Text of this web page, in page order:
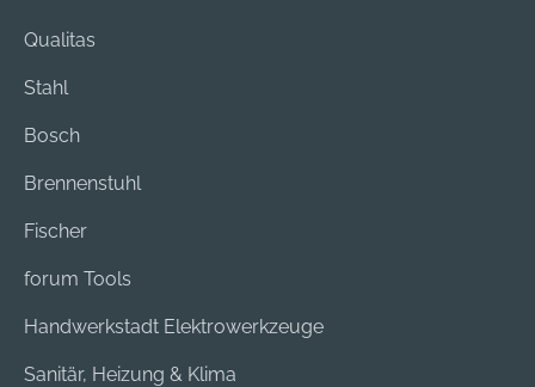
Qualitas
Stahl
Bosch
Brennenstuhl
Fischer
forum Tools
Handwerkstadt Elektrowerkzeuge
Sanitär, Heizung & Klima